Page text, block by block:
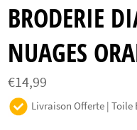
BRODERIE
NUAGES
Prix
régulier
€14,99
Livraison Offerte | Toile